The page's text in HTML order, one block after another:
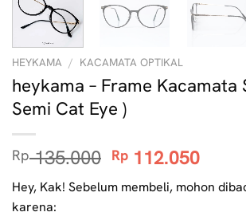
HEYKAMA / KACAMATA OPTIKAL
heykama – Frame Kacamata
Semi Cat Eye )
Rp135.000 Original
price
was:
Rp 112.050
price
is:
Hey, Kak! Sebelum membeli, mohon
karena: